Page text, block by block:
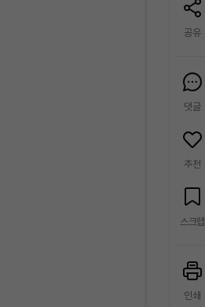
공유
댓글
추천
스크랩
인쇄